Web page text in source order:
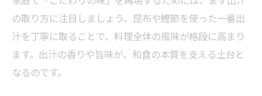
の取り方に注目しましょう。昆布や鰹節を使った一番出
汁を丁寧に取ることで、料理全体の風味が格段に高まり
ます。出汁の香りや旨味が、和食の本質を支える土台と
なるのです。